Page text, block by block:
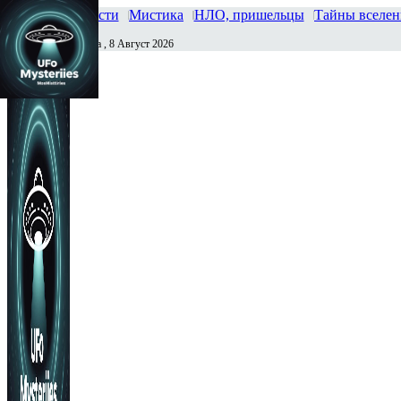
Главная Новости Мистика НЛО, пришельцы Тайны
Сегодня Суббота , 8 Август 2026